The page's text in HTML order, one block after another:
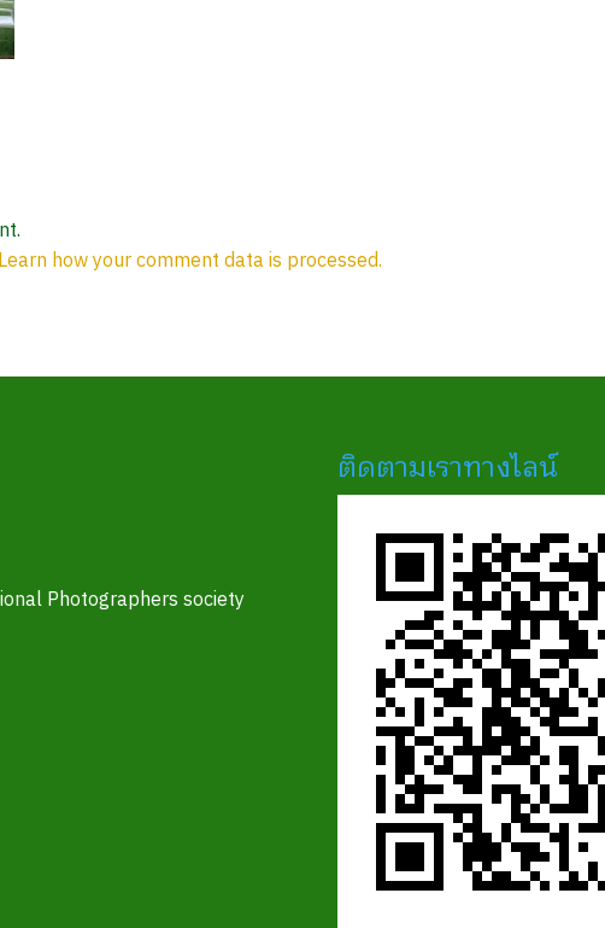
Learn how your comment data is processed.
Photographers society
ติดตามเราทางไลน์